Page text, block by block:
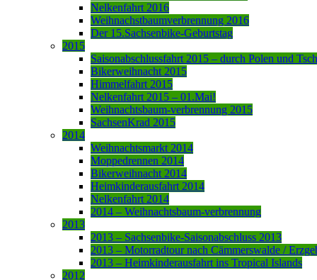
Nelkenfahrt 2016
Weihnachstbaumverbrennung 2016
Der 15.Sachsenbike-Geburtstag
2015
Saisonabschlussfahrt 2015 – durch Polen und
Bikerweihnacht 2015
Himmelfahrt 2015
Nelkenfahrt 2015 – 01.Mai!
Weihnachtsbaum-verbrennung 2015
SachsenKrad 2015
2014
Weihnachtsmarkt 2014
Moppedrennen 2014
Bikerweihnacht 2014
Heimkinderausfahrt 2014
Nelkenfahrt 2014
2014 – Weihnachtsbaum-verbrennung
2013
2013 – Sachsenbike-Saisonabschluss 2013
2013 – Motorradtour nach Cämmerswalde /
2013 – Heimkinderausfahrt ins Tropical Islands
2012